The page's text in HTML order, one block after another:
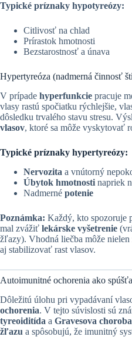
Typické príznaky hypotyreózy:
Citlivosť na chlad
Prírastok hmotnosti
Bezstarostnosť a únava
Hypertyreóza (nadmerná činnosť
V prípade hyperfunkcie pracuje
vlasy rastú spočiatku rýchlejšie,
dôsledku trvalého stavu stresu.
vlasov, ktoré sa môže vyskytovať
Typické príznaky hypertyreózy:
Nervozita a vnútorný
Úbytok hmotnosti napriek
Nadmerné potenie
Poznámka: Každý, kto spozoruje
mal zvážiť lekárske vyšetrenie
žľazy). Vhodná liečba môže
aj stabilizovať rast vlasov.
Autoimunitné ochorenia ako
Dôležitú úlohu pri vypadávaní
ochorenia. V tejto súvislosti sú
tyreoiditída a Gravesova choroba
žľazu a spôsobujú, že imunitný